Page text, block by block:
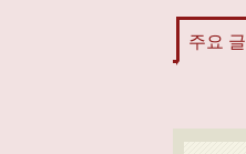
주요 글